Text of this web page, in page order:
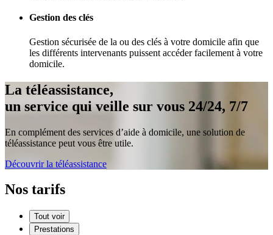
Gestion des clés
Gestion sécurisée de la ou des clés à votre domicile afin que
les différents intervenants puissent accéder facilement à votre
domicile.
La téléassistance,
un service qui veille sur vous 24/24, 7/7
En complément des services d’aide à domicile, une solution de
téléassistance peut vous être utile.
Découvrir la téléassistance
Nos tarifs
Tout voir
Prestations